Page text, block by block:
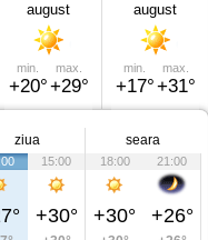
august
min.
+20°
max.
+29°
august
min.
+17°
max.
+31°
ziua seara
15:00 18:00 21:00
+30° +30° +26°